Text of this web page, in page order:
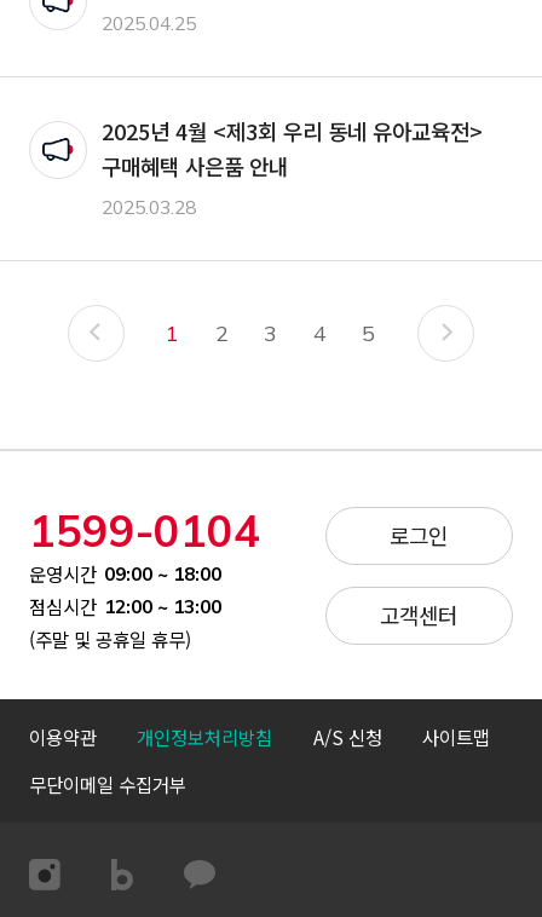
2025.04.25
2025년 4월 <제3회 우리 동네 유아교육전>
구매혜택 사은품 안내
2025.03.28
1 2 3 4 5
1599-0104
운영시간 09:00 ~ 18:00
점심시간 12:00 ~ 13:00
(주말 및 공휴일 휴무)
로그인
고객센터
이용약관 개인정보처리방침 A/S 신청
사이트맵
무단이메일 수집거부